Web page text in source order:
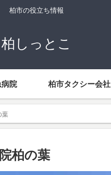
柏市の役立ち情報
柏しっとこ
院 柏市タクシー会社
葉
柏の葉